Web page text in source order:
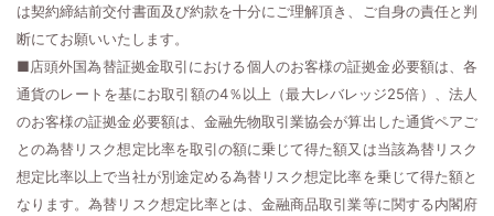
は契約締結前交付書面及び約款を十分にご理解頂き、ご自身の責任と判
断にてお願いいたします。
■店頭外国為替証拠金取引における個人のお客様の証拠金必要額は、各
通貨のレートを基にお取引額の4％以上（最大レバレッジ25倍）、法人
のお客様の証拠金必要額は、金融先物取引業協会が算出した通貨ペアご
との為替リスク想定比率を取引の額に乗じて得た額又は当該為替リスク
想定比率以上で当社が別途定める為替リスク想定比率を乗じて得た額と
なります。為替リスク想定比率とは、金融商品取引業等に関する内閣府